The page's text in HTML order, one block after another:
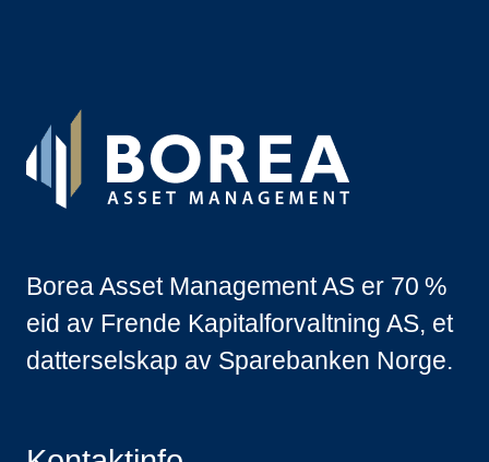
Borea Asset Management AS er 70 %
eid av Frende Kapitalforvaltning AS, et
datterselskap av Sparebanken Norge.